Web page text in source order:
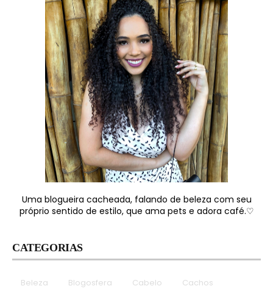
Uma blogueira cacheada, falando de beleza com seu
próprio sentido de estilo, que ama pets e adora café.♡
CATEGORIAS
Beleza Blogosfera Cabelo
Cachos